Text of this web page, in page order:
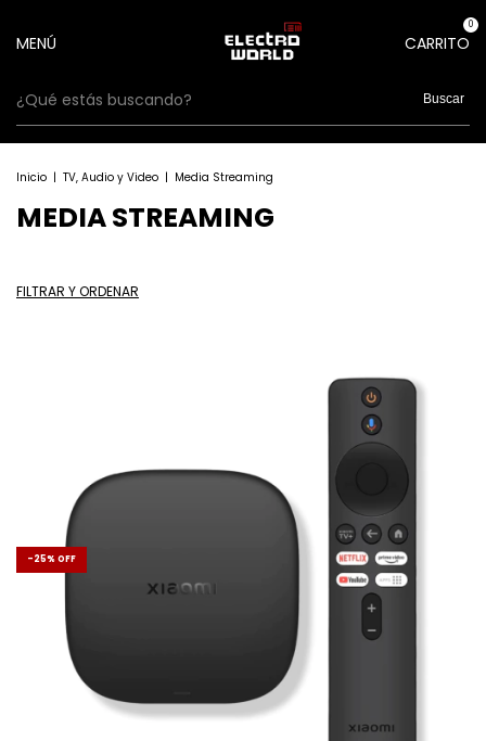
MENÚ CARRITO
0
Buscar
Inicio | TV, Audio y Video | Media Streaming
MEDIA STREAMING
FILTRAR Y ORDENAR
-25%OFF